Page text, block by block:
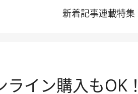
新着記事連載特集
イン購入もOK！